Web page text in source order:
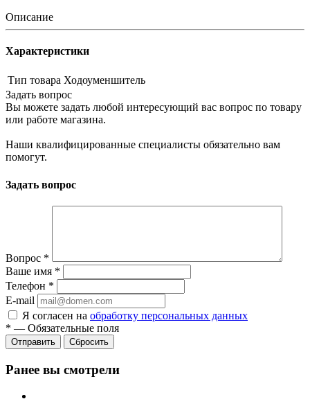
Описание
Характеристики
Тип товара Ходоуменшитель
Задать вопрос
Вы можете задать любой интересующий вас вопрос по товару
или работе магазина.
Наши квалифицированные специалисты обязательно вам
помогут.
Задать вопрос
Вопрос *
Ваше имя *
Телефон *
E-mail
Я согласен на обработку персональных данных
* — Обязательные поля
Сбросить
Ранее вы смотрели